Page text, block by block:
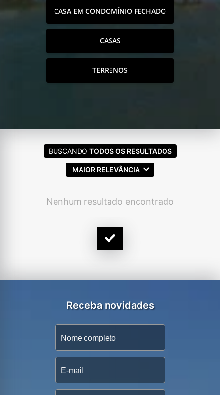
CASA EM CONDOMÍNIO FECHADO
CASAS
TERRENOS
BUSCANDO TODOS OS RESULTADOS
MAIOR RELEVÂNCIA
Nenhum resultado encontrado
Receba novidades